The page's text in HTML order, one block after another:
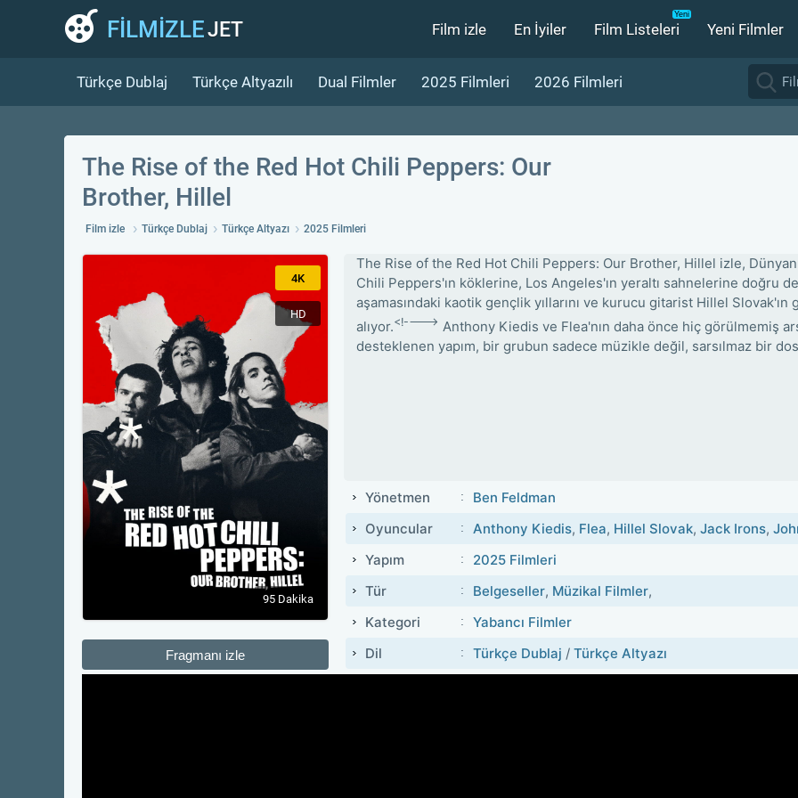
FİLMİZLEJET Film izle En İyiler Film Listeleri Yeni Filmler
Türkçe Dublaj Türkçe Altyazılı Dual Filmler 2025 Filmleri 2026 Filmleri
The Rise of the Red Hot Chili Peppers: Our
Brother, Hillel
Film izle Türkçe Dublaj Türkçe Altyazı 2025 Filmleri
4K
HD
95 Dakika
Fragmanı izle
The Rise of the Red Hot Chili Peppers: Our Brother, Hillel izle,
Chili Peppers'ın köklerine, Los Angeles'ın yeraltı sahnelerine doğru
aşamasındaki kaotik gençlik yıllarını ve kurucu gitarist Hillel
alıyor.<!----> Anthony Kiedis ve Flea'nın daha önce hiç görülmemiş
desteklenen yapım, bir grubun sadece müzikle değil, sarsılmaz bir
Yönetmen
Ben Feldman
Oyuncular
Anthony Kiedis, Flea, Hillel Slovak, Jack Irons,
Yapım
2025 Filmleri
Tür
Belgeseller, Müzikal Filmler,
Kategori
Yabancı Filmler
Dil
Türkçe Dublaj / Türkçe Altyazı